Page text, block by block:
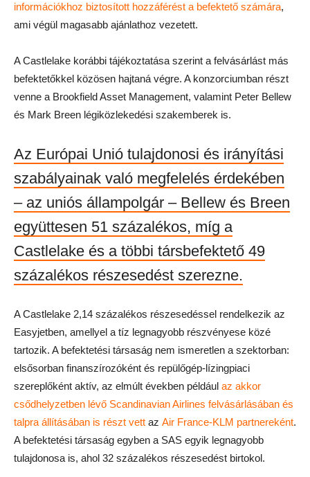
információkhoz biztosított hozzáférést a befektető számára,
ami végül magasabb ajánlathoz vezetett.
A Castlelake korábbi tájékoztatása szerint a felvásárlást más
befektetőkkel közösen hajtaná végre. A konzorciumban részt
venne a Brookfield Asset Management, valamint Peter Bellew
és Mark Breen légiközlekedési szakemberek is.
Az Európai Unió tulajdonosi és irányítási
szabályainak való megfelelés érdekében
– az uniós állampolgár – Bellew és Breen
együttesen 51 százalékos, míg a
Castlelake és a többi társbefektető 49
százalékos részesedést szerezne.
A Castlelake 2,14 százalékos részesedéssel rendelkezik az
Easyjetben, amellyel a tíz legnagyobb részvényese közé
tartozik. A befektetési társaság nem ismeretlen a szektorban:
elsősorban finanszírozóként és repülőgép-lízingpiaci
szereplőként aktív, az elmúlt években például az akkor
csődhelyzetben lévő Scandinavian Airlines felvásárlásában és
talpra állításában is részt vett az Air France-KLM partnereként.
A befektetési társaság egyben a SAS egyik legnagyobb
tulajdonosa is, ahol 32 százalékos részesedést birtokol.